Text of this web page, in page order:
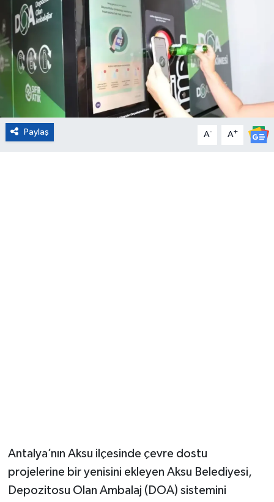
Paylaş A- A+
Antalya’nın Aksu ilçesinde çevre dostu
projelerine bir yenisini ekleyen Aksu Belediyesi,
Depozitosu Olan Ambalaj (DOA) sistemini
Sağlık
Magazin
Turizm
Çevre